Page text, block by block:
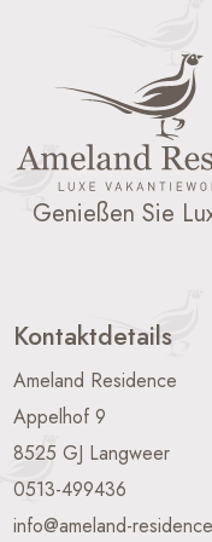
Genießen Sie
Kontaktdetails
Ameland Residence
Appelhof 9
8525 GJ Langweer
0513-499436
info@ameland-